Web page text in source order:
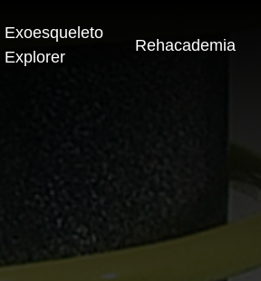
Exoesqueleto
Explorer
Rehacademia